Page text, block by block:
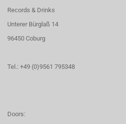
Records & Drinks
Unterer Bürglaß 14
96450 Coburg
Tel.: +49 (0)9561 795348
Doors: